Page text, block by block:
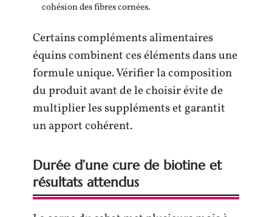
cohésion des fibres cornées.
Certains compléments alimentaires
équins combinent ces éléments dans une
formule unique. Vérifier la composition
du produit avant de le choisir évite de
multiplier les suppléments et garantit
un apport cohérent.
Durée d’une cure de biotine et
résultats attendus